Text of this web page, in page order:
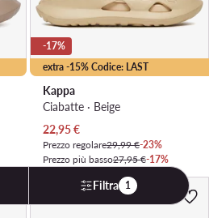
extra -15% Codice: LAST
-17%
Kappa
Ciabatte · Beige
Prezzo attuale
22,95€
Prezzo regolare29,99 €-23%
Prezzo più basso27,95 €-17%
Filtra 1